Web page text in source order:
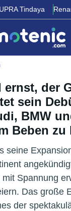
Tindaya
der
sein
BMW
Beben
seine
Spannung
Das große
der